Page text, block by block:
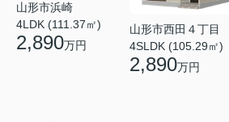
山形市浜崎
4LDK (111.37㎡)
2,890万円
山形市西田４丁目
4SLDK (105.29㎡)
2,890万円